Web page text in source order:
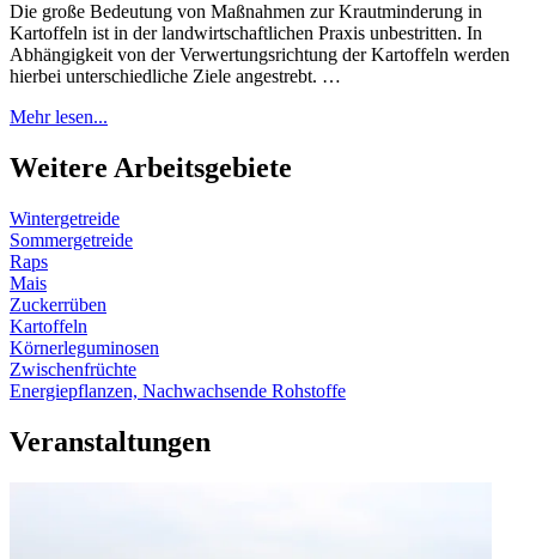
Die große Bedeutung von Maßnahmen zur Krautminderung in
Kartoffeln ist in der landwirtschaftlichen Praxis unbestritten. In
Abhängigkeit von der Verwertungsrichtung der Kartoffeln werden
hierbei unterschiedliche Ziele angestrebt. …
Mehr lesen...
Weitere Arbeitsgebiete
Wintergetreide
Sommergetreide
Raps
Mais
Zuckerrüben
Kartoffeln
Körnerleguminosen
Zwischenfrüchte
Energiepflanzen, Nachwachsende Rohstoffe
Veranstaltungen